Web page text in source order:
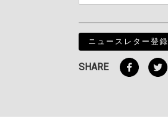
ニュースレター登録
SHARE